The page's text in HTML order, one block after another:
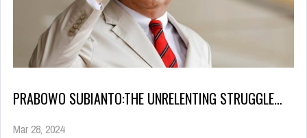
PRABOWO SUBIANTO:THE UNRELENTING STRUGGLE…
Mar 28, 2024